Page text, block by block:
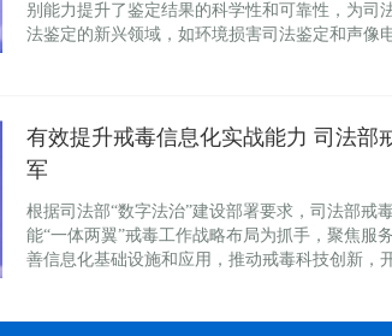
别能力提升了鉴定结果的科学性和可靠性，为司
法鉴定的新兴领域，如环境损害司法鉴定和声像
有效提升戒毒信息化实战能力 司法部
军
根据司法部“数字法治”建设部署要求，司法部戒
能“一体两翼”戒毒工作战略布局为抓手，聚焦服
善信息化基础设施和应用，推动戒毒科技创新，